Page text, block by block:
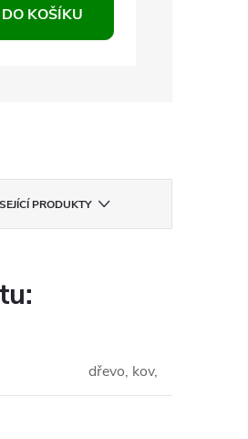
KOŠÍKU
PRODUKTY
dřevo, kov,